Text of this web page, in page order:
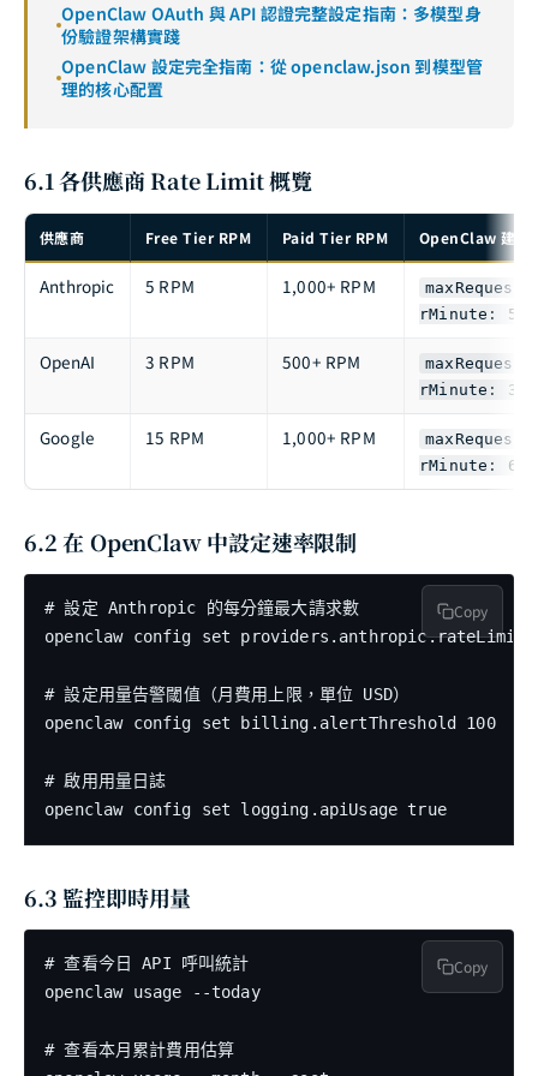
OpenClaw OAuth 與 API 認證完整設定指南：多模型身
份驗證架構實踐
OpenClaw 設定完全指南：從 openclaw.json 到模型管
理的核心配置
6.1 各供應商 Rate Limit 概覽
供應商 Free Tier RPM Paid Tier RPM OpenClaw 建議
Anthropic 5 RPM 1,000+ RPM
rMinute: 50
OpenAI 3 RPM 500+ RPM
rMinute: 30
Google 15 RPM 1,000+ RPM
rMinute: 60
6.2 在 OpenClaw 中設定速率限制
# 設定 Anthropic 的每分鐘最大請求數
openclaw config set
# 設定用量告警閾值（月費用上限，單位 USD）
openclaw config set billing.alertThreshold 100
# 啟用用量日誌
openclaw config set logging.apiUsage true
Copy
6.3 監控即時用量
# 查看今日 API 呼叫統計
openclaw usage --today
# 查看本月累計費用估算
Copy